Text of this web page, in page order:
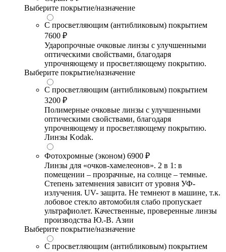
Выберите покрытие/назначение
С просветляющим (антибликовым) покрытием
7600 ₽
Ударопрочные очковые линзы с улучшенными
оптическими свойствами, благодаря
упрочняющему и просветляющему покрытию.
Выберите покрытие/назначение
С просветляющим (антибликовым) покрытием
3200 ₽
Полимерные очковые линзы с улучшенными
оптическими свойствами, благодаря
упрочняющему и просветляющему покрытию.
Линзы Kodak.
Фотохромные (эконом) 6900 ₽
Линзы для «очков-хамелеонов». 2 в 1: в
помещении – прозрачные, на солнце – темные.
Степень затемнения зависит от уровня УФ-
излучения. UV- защита. Не темнеют в машине, т.к.
лобовое стекло автомобиля слабо пропускает
ультрафиолет. Качественные, проверенные линзы
производства Ю.-В. Азии
Выберите покрытие/назначение
С просветляющим (антибликовым) покрытием